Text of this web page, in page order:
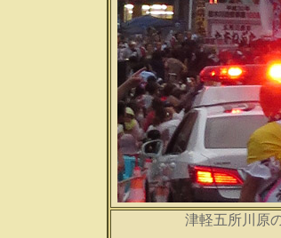
津軽五所川原